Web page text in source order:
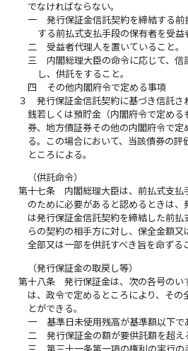
でなければならない。
一
発行保証金信託契約を締結する
する前払式支払手段の保有者を受益
二
受益者代理人を置いていること。
三
内閣総理大臣の命令に応じて、
し、供託をすること。
四
その他内閣府令で定める事項
３
発行保証金信託契約に基づき信託
銭若しくは預貯金（内閣府令で定め
券、地方債証券その他の内閣府令で定
る。この場合において、当該債券の評
ところによる。
（供託命令）
第十七条
内閣総理大臣は、前払式支
のために必要があると認めるときは、
は発行保証金信託契約を締結した前
らの契約の相手方に対し、保全金額
全部又は一部を供託すべき旨を命ずる
（発行保証金の取戻し等）
第十八条
発行保証金は、次の各号のい
は、政令で定めるところにより、その
とができる。
一
基準日未使用残高が基準額以下で
二
発行保証金の額が要供託額を超え
三
第三十一条第一項の権利の実行の